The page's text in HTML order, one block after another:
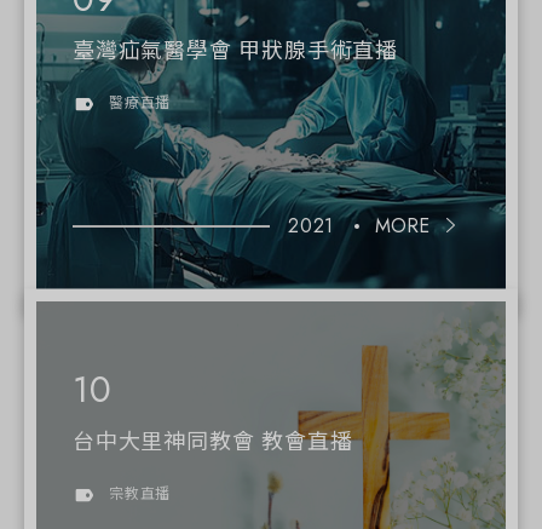
臺灣疝氣醫學會 甲狀腺手術直播
醫療直播
2021 MORE
台中大里神同教會 教會直播
宗教直播